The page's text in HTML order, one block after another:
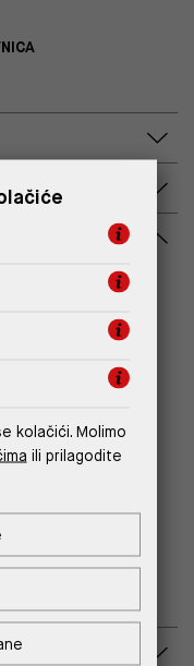
Na upit
kolačići. Molimo
ili prilagodite